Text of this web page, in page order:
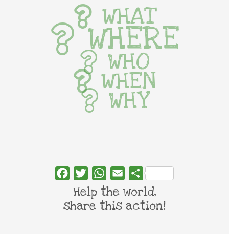
WHAT
WHERE
WHO
WHEN
WHY
FacebookTwitterWhatsApp
Email Share
Help the world,
share this action!